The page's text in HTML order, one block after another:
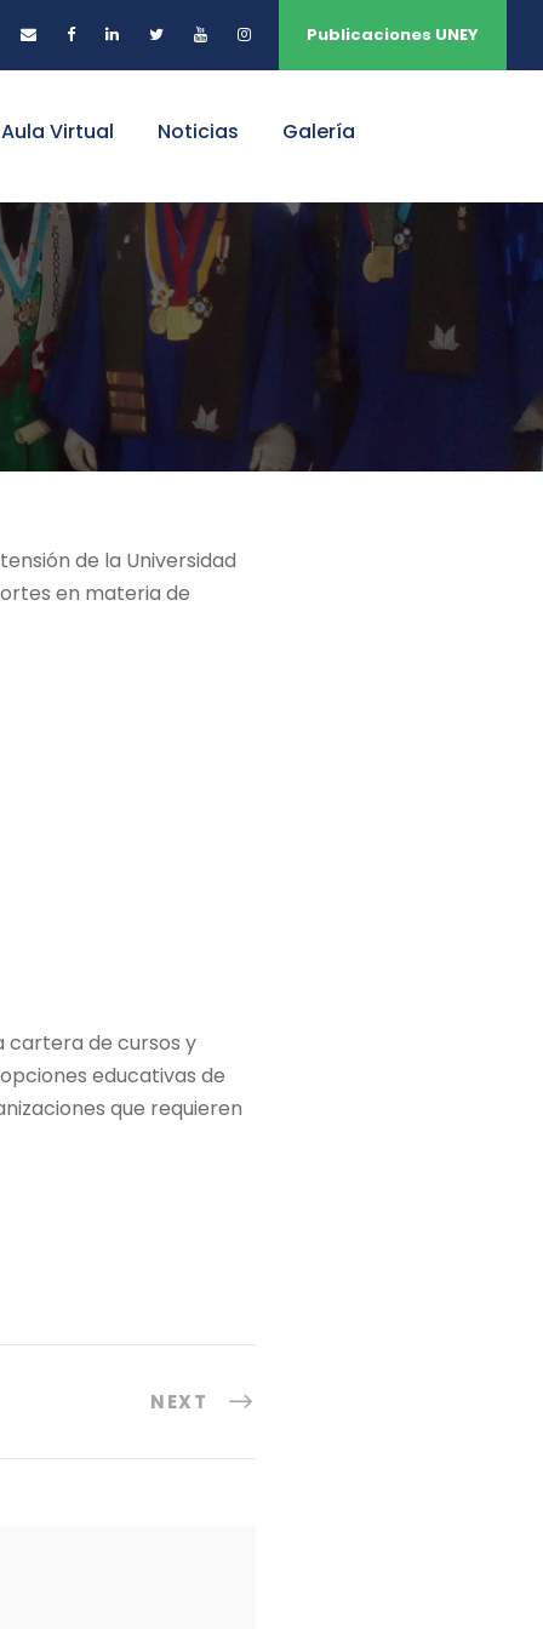
Publicaciones UNEY
Aula Virtual Noticias Galería
de la Universidad
en materia de
cartera de cursos y
educativas de
que requieren
NEXT